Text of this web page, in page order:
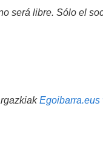
será libre. Sólo el
Egoibarra.eus